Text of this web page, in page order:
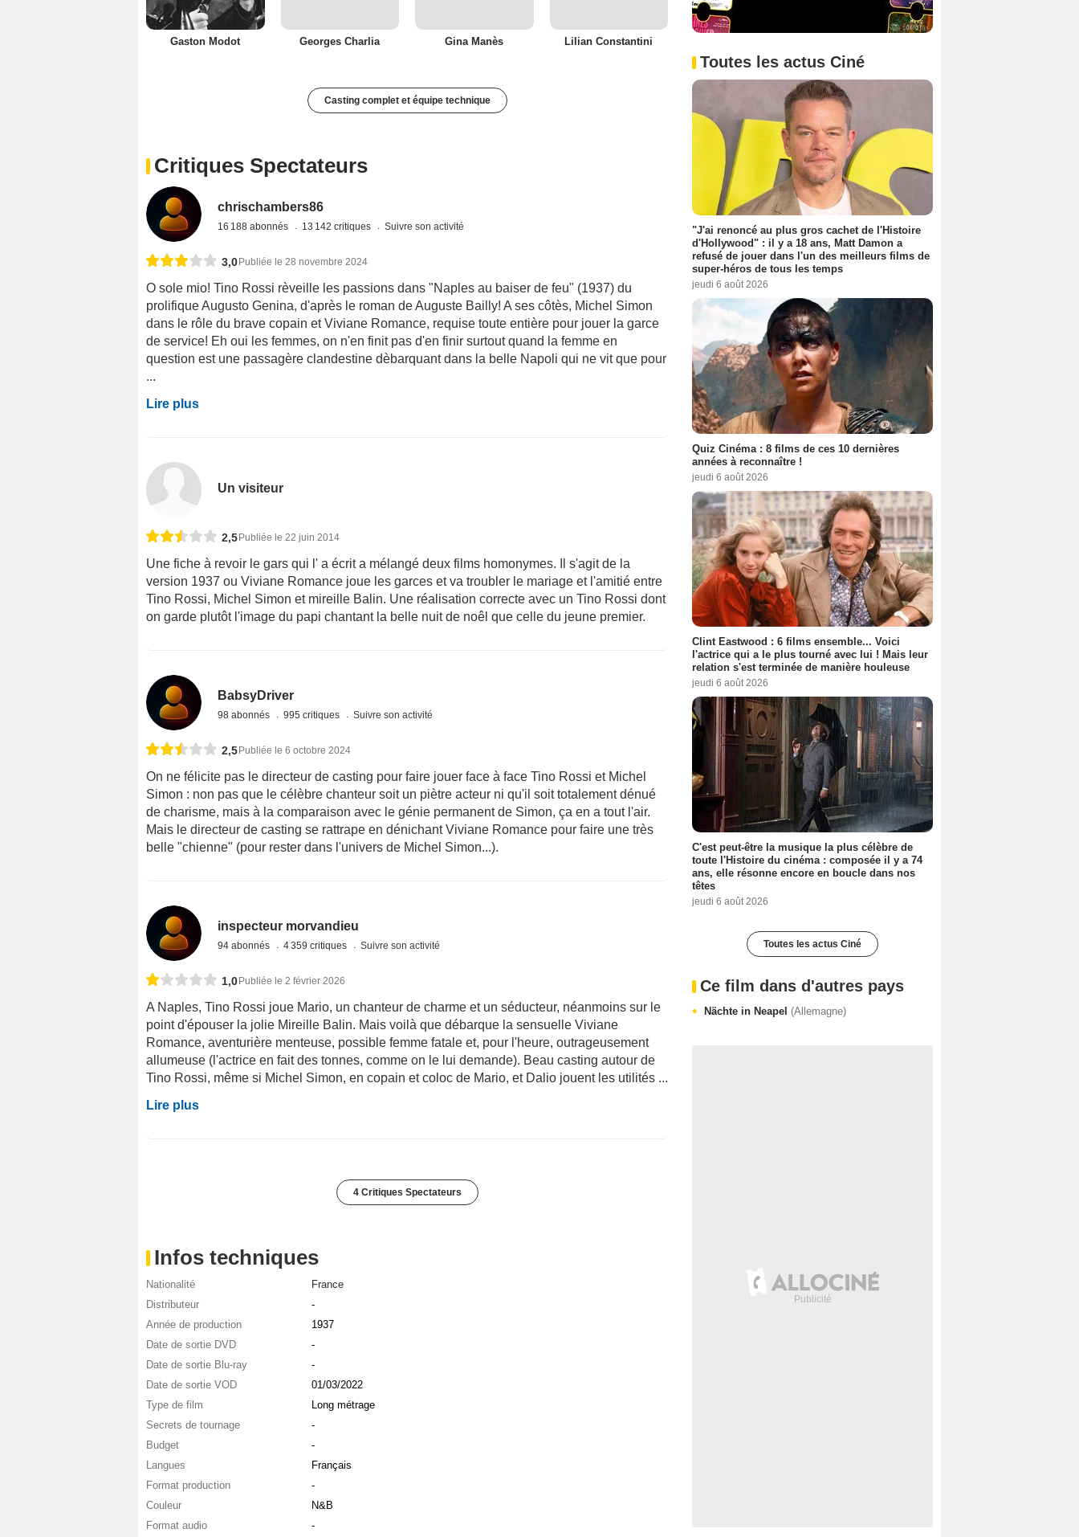
Gaston Modot Georges Charlia Gina Manès Lilian Constantini
Casting complet et équipe technique
Critiques Spectateurs
chrischambers86
16 188 abonnés 13 142 critiques Suivre son activité
3,0 Publiée le 28 novembre 2024
O sole mio! Tino Rossi rèveille les passions dans "Naples au baiser de feu" (1937) du
prolifique Augusto Genina, d'après le roman de Auguste Bailly! A ses côtès, Michel Simon
dans le rôle du brave copain et Viviane Romance, requise toute entière pour jouer la garce
de service! Eh oui les femmes, on n'en finit pas d'en finir surtout quand la femme en
question est une passagère clandestine dèbarquant dans la belle Napoli qui ne vit que pour
...
Lire plus
Un visiteur
2,5 Publiée le 22 juin 2014
Une fiche à revoir le gars qui l' a écrit a mélangé deux films homonymes. Il s'agit de la
version 1937 ou Viviane Romance joue les garces et va troubler le mariage et l'amitié entre
Tino Rossi, Michel Simon et mireille Balin. Une réalisation correcte avec un Tino Rossi dont
on garde plutôt l'image du papi chantant la belle nuit de noêl que celle du jeune premier.
BabsyDriver
98 abonnés 995 critiques Suivre son activité
2,5 Publiée le 6 octobre 2024
On ne félicite pas le directeur de casting pour faire jouer face à face Tino Rossi et Michel
Simon : non pas que le célèbre chanteur soit un piètre acteur ni qu'il soit totalement dénué
de charisme, mais à la comparaison avec le génie permanent de Simon, ça en a tout l'air.
Mais le directeur de casting se rattrape en dénichant Viviane Romance pour faire une très
belle "chienne" (pour rester dans l'univers de Michel Simon...).
inspecteur morvandieu
94 abonnés 4 359 critiques Suivre son activité
1,0 Publiée le 2 février 2026
A Naples, Tino Rossi joue Mario, un chanteur de charme et un séducteur, néanmoins sur le
point d'épouser la jolie Mireille Balin. Mais voilà que débarque la sensuelle Viviane
Romance, aventurière menteuse, possible femme fatale et, pour l'heure, outrageusement
allumeuse (l'actrice en fait des tonnes, comme on le lui demande). Beau casting autour de
Tino Rossi, même si Michel Simon, en copain et coloc de Mario, et Dalio jouent les utilités ...
Lire plus
4 Critiques Spectateurs
Infos techniques
Nationalité
France
Distributeur
-
Année de production
1937
Date de sortie DVD
-
Date de sortie Blu-ray
-
Date de sortie VOD
01/03/2022
Type de film
Long métrage
Secrets de tournage
-
Budget
-
Langues
Français
Format production
-
Couleur
N&B
Format audio
-
Toutes les actus Ciné
"J'ai renoncé au plus gros cachet de l'Histoire
d'Hollywood" : il y a 18 ans, Matt Damon a
refusé de jouer dans l'un des meilleurs films de
super-héros de tous les temps
jeudi 6 août 2026
Quiz Cinéma : 8 films de ces 10 dernières
années à reconnaître !
jeudi 6 août 2026
Clint Eastwood : 6 films ensemble... Voici
l'actrice qui a le plus tourné avec lui ! Mais leur
relation s'est terminée de manière houleuse
jeudi 6 août 2026
C'est peut-être la musique la plus célèbre de
toute l'Histoire du cinéma : composée il y a 74
ans, elle résonne encore en boucle dans nos
têtes
jeudi 6 août 2026
Toutes les actus Ciné
Ce film dans d'autres pays
Nächte in Neapel (Allemagne)